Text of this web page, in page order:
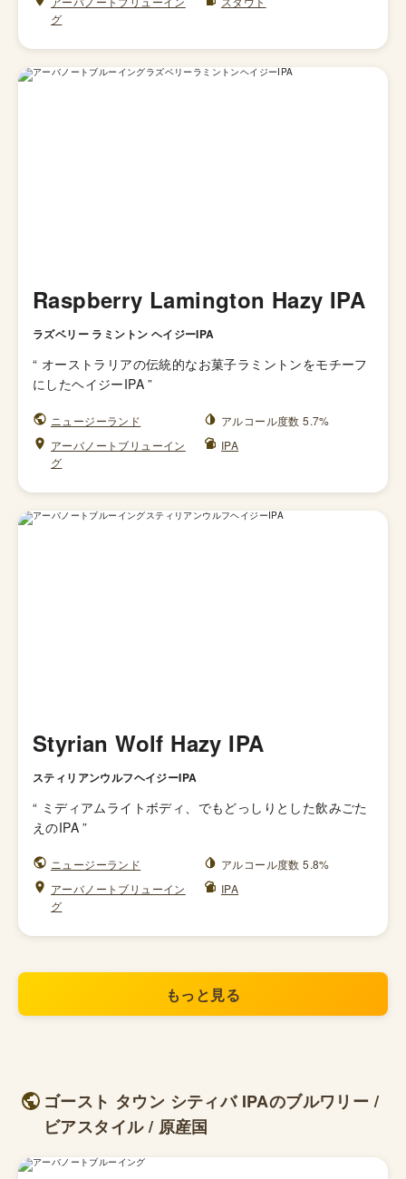
グ
Raspberry Lamington Hazy IPA
ラズベリー ラミントン ヘイジーIPA
“ オーストラリアの伝統的なお菓子ラミントンをモチーフ
にしたヘイジーIPA ”
ニュージーランド
アルコール度数 5.7%
アーバノートブリューイン
グ
IPA
Styrian Wolf Hazy IPA
スティリアンウルフヘイジーIPA
“ ミディアムライトボディ、でもどっしりとした飲みごた
えのIPA ”
ニュージーランド
アルコール度数 5.8%
アーバノートブリューイン
グ
IPA
もっと見る
ゴースト タウン シティバ IPAのブルワリー /
ビアスタイル / 原産国